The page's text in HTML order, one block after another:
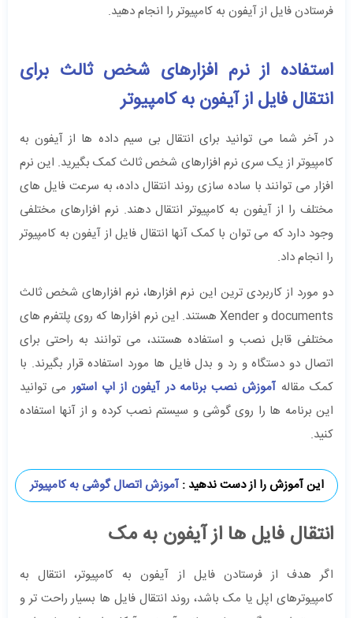
فرستادن فایل از آیفون به کامپیوتر را انجام دهید.
استفاده از نرم افزارهای شخص ثالث برای
انتقال فایل از آیفون به کامپیوتر
در آخر شما می توانید برای انتقال بی سیم داده ها از آیفون به
کامپیوتر از یک سری نرم افزارهای شخص ثالث کمک بگیرید. این نرم
افزار می توانند با ساده سازی روند انتقال داده، به سرعت فایل های
مختلف را از آیفون به کامپیوتر انتقال دهند. نرم افزارهای مختلفی
وجود دارد که می توان با کمک آنها انتقال فایل از آیفون به کامپیوتر
را انجام داد.
دو مورد از کاربردی ترین این نرم افزارها، نرم افزارهای شخص ثالث
documents و Xender هستند. این نرم افزارها که روی پلتفرم های
مختلفی قابل نصب و استفاده هستند، می توانند به راحتی برای
اتصال دو دستگاه و رد و بدل فایل ها مورد استفاده قرار بگیرند. با
کمک مقاله آموزش نصب برنامه در آیفون از اپ استور می توانید
این برنامه ها را روی گوشی و سیستم نصب کرده و از آنها استفاده
کنید.
این آموزش را از دست ندهید : آموزش اتصال گوشی به کامپیوتر
انتقال فایل ها از آیفون به مک
اگر هدف از فرستادن فایل از آیفون به کامپیوتر، انتقال به
کامپیوترهای اپل یا مک باشد، روند انتقال فایل ها بسیار راحت تر و